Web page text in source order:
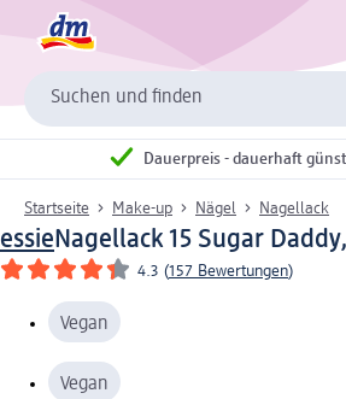
Suchen und finden
Dauerpreis - dauerhaft
Startseite Make-up Nägel Nagellack
essieNagellack 15 Sugar
4.3 (157 Bewertungen)
Vegan
Vegan